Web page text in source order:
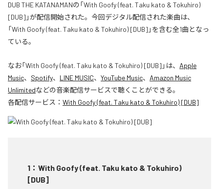
DUB THE KATANAMANの「With Goofy (feat. Taku kato & Tokuhiro)
[DUB]」が配信開始された。今回デジタル配信された楽曲は、
「With Goofy (feat. Taku kato & Tokuhiro) [DUB]」を含む全1曲となっ
ている。
なお「With Goofy (feat. Taku kato & Tokuhiro) [DUB] 」は、 Apple
Music、 Spotify、 LINE MUSIC、 YouTube Music、 Amazon Music
Unlimitedなどの音楽配信サービスで聴くことができる。
各配信サービス： With Goofy (feat. Taku kato & Tokuhiro) [DUB]
1 ： With Goofy (feat. Taku kato & Tokuhiro)
[DUB]